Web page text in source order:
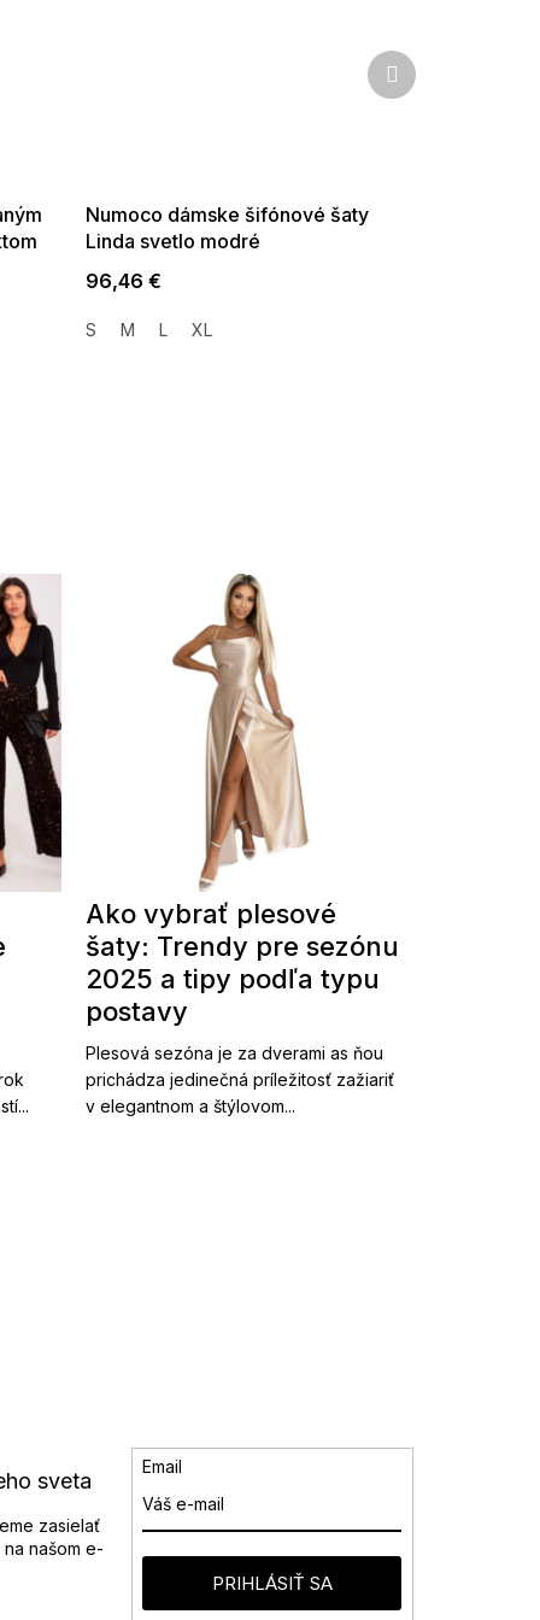
Numoco dámske šifónové šaty
Linda svetlo modré
96,46 €
S M L XL
Ďalší
produkt
Ako vybrať plesové
šaty: Trendy pre sezónu
2025 a tipy podľa typu
postavy
Plesová sezóna je za dverami as ňou
prichádza jedinečná príležitosť zažiariť
v elegantnom a štýlovom...
sveta
zasielať
našom e-
Email
PRIHLÁSIŤ SA